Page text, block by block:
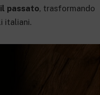
passato, trasformando
italiani.